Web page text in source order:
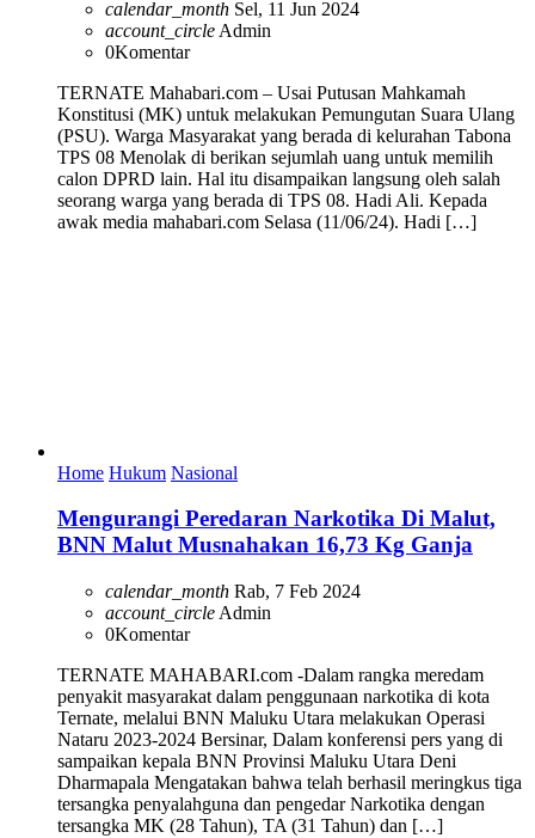
calendar_month Sel, 11 Jun 2024
account_circle Admin
0Komentar
TERNATE Mahabari.com – Usai Putusan Mahkamah
Konstitusi (MK) untuk melakukan Pemungutan Suara Ulang
(PSU). Warga Masyarakat yang berada di kelurahan Tabona
TPS 08 Menolak di berikan sejumlah uang untuk memilih
calon DPRD lain. Hal itu disampaikan langsung oleh salah
seorang warga yang berada di TPS 08. Hadi Ali. Kepada
awak media mahabari.com Selasa (11/06/24). Hadi […]
Home Hukum Nasional
Mengurangi Peredaran Narkotika Di Malut,
BNN Malut Musnahakan 16,73 Kg Ganja
calendar_month Rab, 7 Feb 2024
account_circle Admin
0Komentar
TERNATE MAHABARI.com -Dalam rangka meredam
penyakit masyarakat dalam penggunaan narkotika di kota
Ternate, melalui BNN Maluku Utara melakukan Operasi
Nataru 2023-2024 Bersinar, Dalam konferensi pers yang di
sampaikan kepala BNN Provinsi Maluku Utara Deni
Dharmapala Mengatakan bahwa telah berhasil meringkus tiga
tersangka penyalahguna dan pengedar Narkotika dengan
tersangka MK (28 Tahun), TA (31 Tahun) dan […]